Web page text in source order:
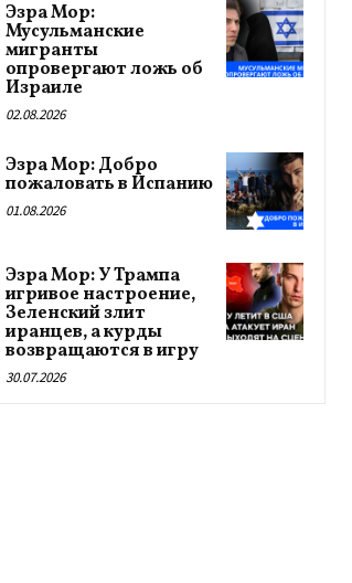
Эзра Мор:
Мусульманские
мигранты
опровергают ложь об
Израиле
02.08.2026
Эзра Мор: Добро
пожаловать в Испанию
01.08.2026
Эзра Мор: У Трампа
игривое настроение,
Зеленский злит
иранцев, а курды
возвращаются в игру
30.07.2026